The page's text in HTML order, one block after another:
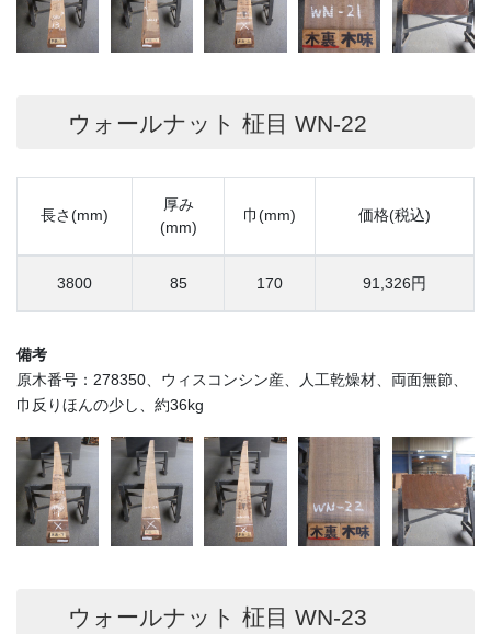
ウォールナット 柾目 WN-22
長さ(mm)
厚み
(mm)
巾(mm) 価格(税込)
3800 85 170 91,326円
備考
原木番号：278350、ウィスコンシン産、人工乾燥材、両面無節、
巾反りほんの少し、約36kg
ウォールナット 柾目 WN-23